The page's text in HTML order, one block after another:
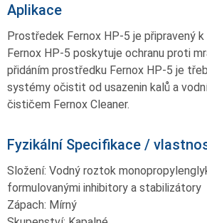
Aplikace
Prostředek Fernox HP-5 je připravený
Fernox HP-5 poskytuje ochranu proti
přidáním prostředku Fernox HP-5 je
systémy očistit od usazenin kalů a
čističem Fernox Cleaner.
Fyzikální Specifikace /
Složení: Vodný roztok
formulovanými inhibitory a stabilizátory
Zápach: Mírný